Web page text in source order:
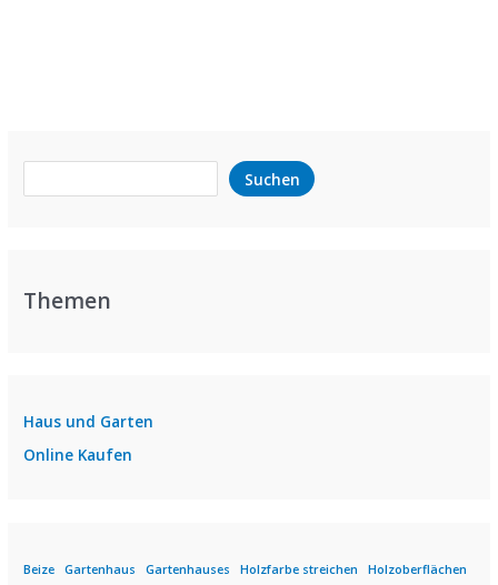
Suchen
Themen
Haus und Garten
Online Kaufen
Beize Gartenhaus Gartenhauses Holzfarbe streichen
Holzoberflächen